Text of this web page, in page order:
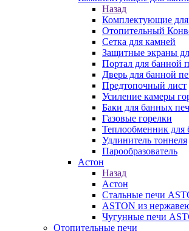
Назад
Комплектующие
Отопительный
Сетка для камней
Защитные экраны
Портал для банной
Дверь для банной
Предтопочный лист
Усиление камеры
Баки для банных
Газовые горелки
Теплообменник для
Удлинитель тоннеля
Парообразователь
Астон
Назад
Астон
Стальные печи
ASTON из
Чугунные печи
Отопительные печи